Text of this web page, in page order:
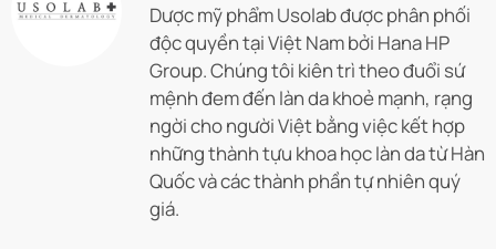
Dược mỹ phẩm Usolab được phân phối
độc quyền tại Việt Nam bởi Hana HP
Group. Chúng tôi kiên trì theo đuổi sứ
mệnh đem đến làn da khoẻ mạnh, rạng
ngời cho người Việt bằng việc kết hợp
những thành tựu khoa học làn da từ Hàn
Quốc và các thành phần tự nhiên quý
giá.